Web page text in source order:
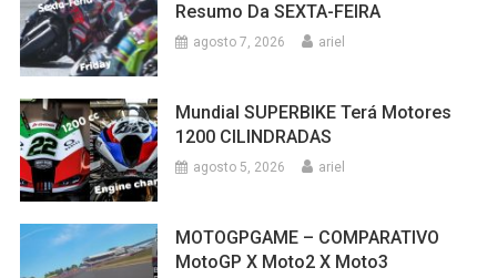
Resumo Da SEXTA-FEIRA
agosto 7, 2026 ariel
Mundial SUPERBIKE Terá Motores
1200 CILINDRADAS
agosto 5, 2026 ariel
MOTOGPGAME – COMPARATIVO
MotoGP X Moto2 X Moto3